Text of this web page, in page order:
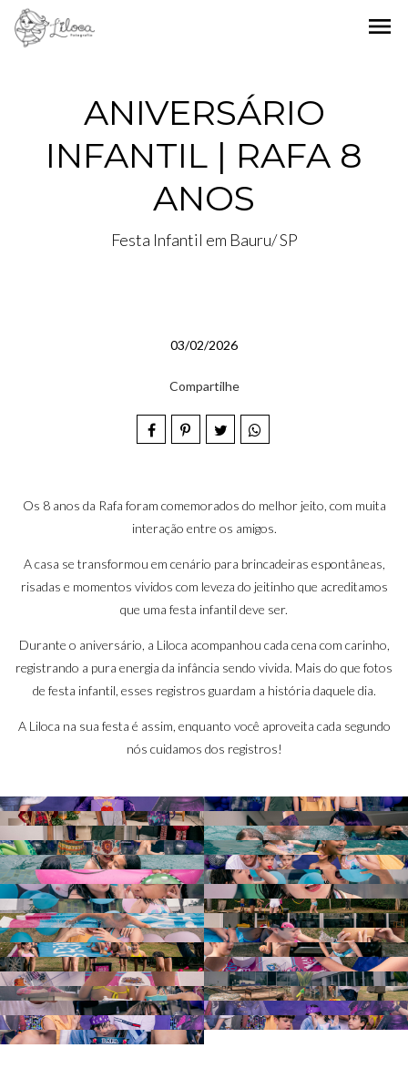
menu
ANIVERSÁRIO
INFANTIL | RAFA 8
ANOS
Festa Infantil em Bauru/ SP
03/02/2026
Compartilhe
Os 8 anos da Rafa foram comemorados do melhor jeito, com muita
interação entre os amigos.
A casa se transformou em cenário para brincadeiras espontâneas,
risadas e momentos vividos com leveza do jeitinho que acreditamos
que uma festa infantil deve ser.
Durante o aniversário, a Liloca acompanhou cada cena com carinho,
registrando a pura energia da infância sendo vivida. Mais do que fotos
de festa infantil, esses registros guardam a história daquele dia.
A Liloca na sua festa é assim, enquanto você aproveita cada segundo
nós cuidamos dos registros!